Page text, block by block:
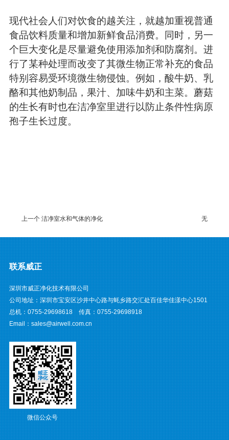
现代社会人们对饮食的越关注，就越加重视普通
食品饮料质量和增加新鲜食品消费。同时，另一
个巨大变化是尽量避免使用添加剂和防腐剂。进
行了某种处理而改变了其微生物正常补充的食品
特别容易受环境微生物侵蚀。例如，酸牛奶、乳
酪和其他奶制品，果汁、加味牛奶和主菜。蘑菇
的生长有时也在洁净室里进行以防止条件性病原
孢子生长过度。
上一个 洁净室水和气体的净化 无
联系威正
深圳市威正净化技术有限公司
公司地址：深圳市宝安区沙井中心路与蚝乡路交汇处百佳华佳漾中心1501
总机：0755-29698618 传真：0755-29698918
Email：sales@airwell.com.cn
微信公众号